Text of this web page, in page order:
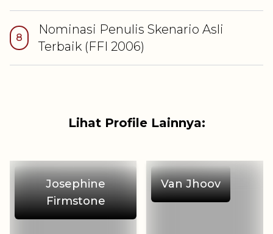
8
Nominasi Penulis Skenario Asli
Terbaik (FFI2006)
Lihat Profile Lainnya:
Josephine
Firmstone
Van Jhoov